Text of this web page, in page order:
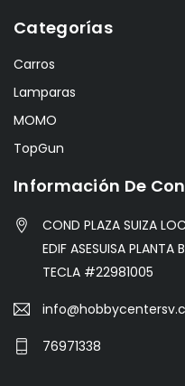
Categorías
Carros
Lamparas
MOMO
TopGun
Información De
COND PLAZA SUIZA
EDIF ASESUISA PLANTA
TECLA #22981005
76971338